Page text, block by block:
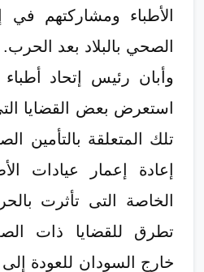
الأطباء ومشاركتهم في
الصحي بالبلاد بعد الحرب.
وأبان رئيس إتحاد
استعرض بعض القضايا
تلك المتعلقة بالتأمين
إعادة إعمار عيادات
الخاصة التى تأثرت
تطرق للقضايا ذات
خارج السودان للعودة